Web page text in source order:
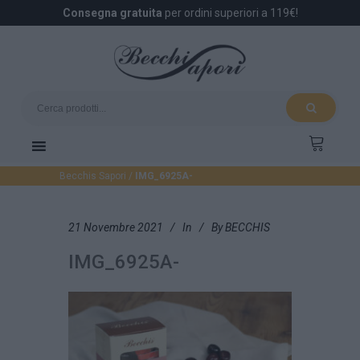
Consegna gratuita per ordini superiori a 119€!
Becchis Sapori / IMG_6925A-
21 Novembre 2021 In By BECCHIS
IMG_6925A-